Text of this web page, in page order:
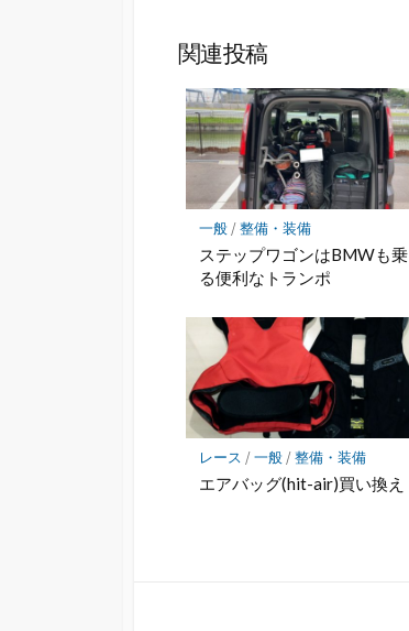
関連投稿
一般/整備・装備
ステップワゴンはBMWも乗
る便利なトランポ
レース /一般/整備・装備
エアバッグ(hit-air)買い換え